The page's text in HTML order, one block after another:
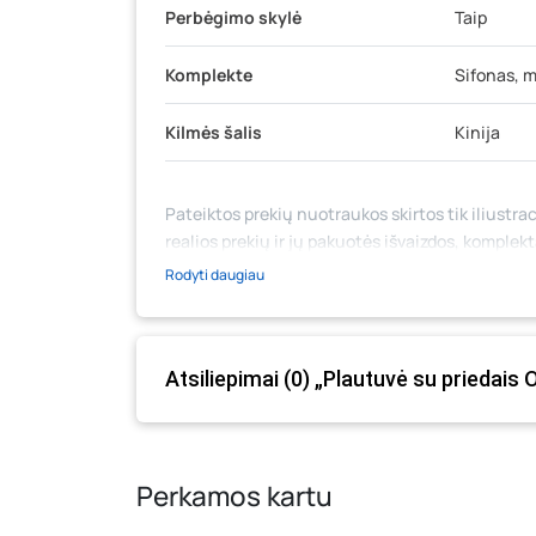
Perbėgimo skylė Taip
Komplekte Sifonas,
Kilmės šalis Kinija
Pateiktos prekių nuotraukos skirtos tik
realios prekių ir jų pakuotės išvaizdos,
medžiaga su aprašymu) yra bendrinio
prašome vadovautis ta kaina, kuri galioja
Rodyti daugiau
Atsiliepimai (0) „Plautuvė su priedais
Perkamos kartu